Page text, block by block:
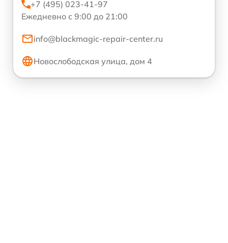
+7 (495) 023-41-97
Ежедневно с 9:00 до 21:00
info@blackmagic-repair-center.ru
Новослободская улица, дом 4